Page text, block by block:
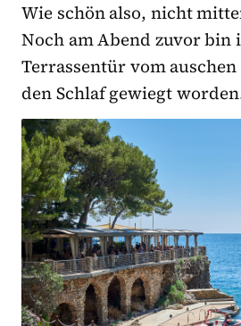
Wie schön also, nicht
Noch am Abend zuvor bin
Terrassentür vom
den Schlaf gewiegt